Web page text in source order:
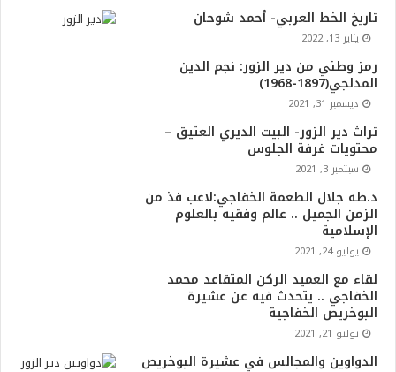
تاريخ الخط العربي- أحمد شوحان
يناير 13, 2022
رمز وطني من دير الزور: نجم الدين
المدلجي(1897-1968)
ديسمبر 31, 2021
تراث دير الزور- البيت الديري العتيق –
محتويات غرفة الجلوس
سبتمبر 3, 2021
د.طه جلال الطعمة الخفاجي:لاعب فذ من
الزمن الجميل .. عالم وفقيه بالعلوم
الإسلامية
يوليو 24, 2021
لقاء مع العميد الركن المتقاعد محمد
الخفاجي .. يتحدث فيه عن عشيرة
البوخريص الخفاجية
يوليو 21, 2021
الدواوين والمجالس في عشيرة البوخريص